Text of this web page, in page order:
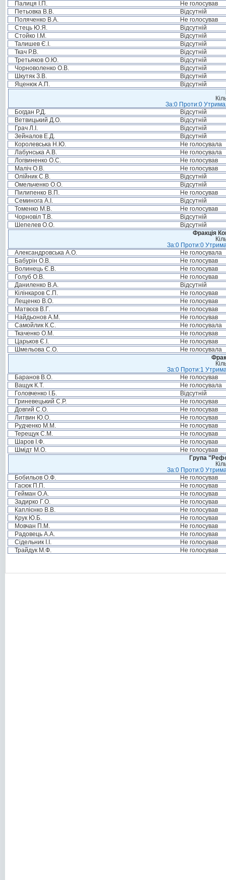
Палиця І.П.
Не голосував
Петьовка В.В.
Відсутній
Поляченко В.А.
Не голосував
Стець Ю.Я.
Відсутній
Стойко І.М.
Відсутній
Талишев Є.І.
Відсутній
Ткач Р.В.
Відсутній
Третьяков О.Ю.
Відсутній
Чорноволенко О.В.
Відсутній
Шкутяк З.В.
Відсутній
Яценюк А.П.
Відсутній
За:0 Проти:0
Богдан Р.Д.
Відсутній
Ветвицький Д.О.
Відсутній
Грач Л.І.
Відсутній
Зейналов Е.Д.
Відсутній
Королевська Н.Ю.
Не голосувала
Лабунська А.В.
Не голосувала
Логвиненко О.С.
Не голосував
Маліч О.В.
Не голосував
Олійник С.В.
Відсутній
Омельченко О.О.
Відсутній
Пилипенко В.П.
Не голосував
Семинога А.І.
Відсутній
Томенко М.В.
Не голосував
Чорновіл Т.В.
Відсутній
Шепелев О.О.
Відсутній
Фракція
За:0 Проти:0
Александровська А.О.
Не голосувала
Бабурін О.В.
Не голосував
Волинець Є.В.
Не голосував
Голуб О.В.
Не голосував
Даниленко В.А.
Відсутній
Кілінкаров С.П.
Не голосував
Лещенко В.О.
Не голосував
Матвєєв В.Г.
Не голосував
Найдьонов А.М.
Не голосував
Самойлик К.С.
Не голосувала
Ткаченко О.М.
Не голосував
Царьков Є.І.
Не голосував
Шмельова С.О.
Не голосувала
За:0 Проти:1
Баранов В.О.
Не голосував
Ващук К.Т.
Не голосувала
Головченко І.Б.
Відсутній
Гриневецький С.Р.
Не голосував
Довгий С.О.
Не голосував
Литвин Ю.О.
Не голосував
Рудченко М.М.
Не голосував
Терещук С.М.
Не голосував
Шаров І.Ф.
Не голосував
Шмідт М.О.
Не голосував
Група
За:0 Проти:0
Бобильов О.Ф.
Не голосував
Гасюк П.П.
Не голосував
Гейман О.А.
Не голосував
Задирко Г.О.
Не голосував
Каплієнко В.В.
Не голосував
Крук Ю.Б.
Не голосував
Мовчан П.М.
Не голосував
Радовець А.А.
Не голосував
Сідельник І.І.
Не голосував
Трайдук М.Ф.
Не голосував